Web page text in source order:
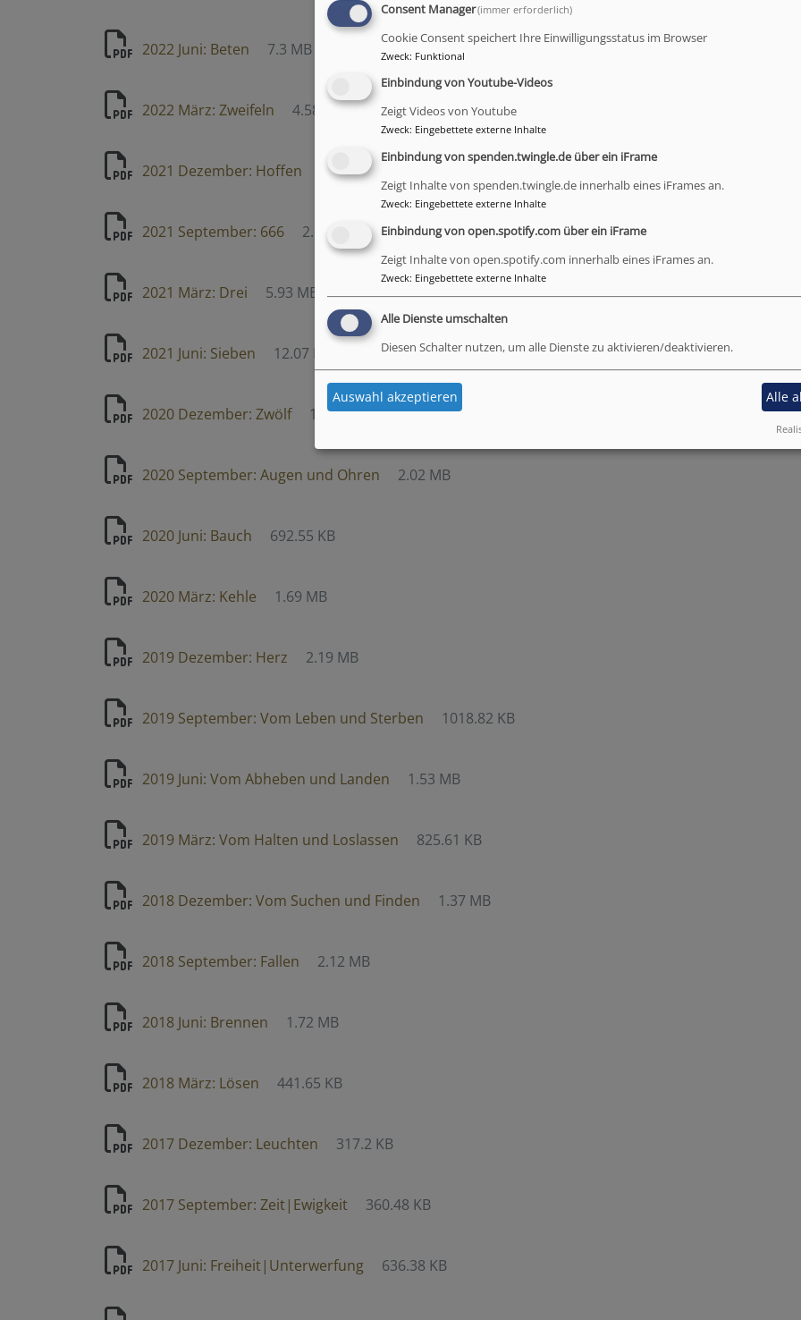
2022 Juni: Beten 7.3 MB
2022 März: Zweifeln 4.58 MB
2021 Dezember: Hoffen 2.33 MB
2021 September: 666 2.23 MB
2021 März: Drei 5.93 MB
2021 Juni: Sieben 12.07 MB
2020 Dezember: Zwölf 13.06 MB
2020 September: Augen und Ohren 2.02 MB
2020 Juni: Bauch 692.55 KB
2020 März: Kehle 1.69 MB
2019 Dezember: Herz 2.19 MB
2019 September: Vom Leben und Sterben 1018.82 KB
2019 Juni: Vom Abheben und Landen 1.53 MB
2019 März: Vom Halten und Loslassen 825.61 KB
2018 Dezember: Vom Suchen und Finden 1.37 MB
2018 September: Fallen 2.12 MB
2018 Juni: Brennen 1.72 MB
2018 März: Lösen 441.65 KB
2017 Dezember: Leuchten 317.2 KB
2017 September: Zeit|Ewigkeit 360.48 KB
2017 Juni: Freiheit|Unterwerfung 636.38 KB
Consent Manager(immer erforderlich)
Cookie Consent speichert Ihre Einwilligungsstatus im Browser
Zweck: Funktional
Einbindung von Youtube-Videos
Zeigt Videos von Youtube
Zweck: Eingebettete externe Inhalte
Einbindung von spenden.twingle.de über ein iFrame
Zeigt Inhalte von spenden.twingle.de innerhalb eines iFrames an.
Zweck: Eingebettete externe Inhalte
Einbindung von open.spotify.com über ein iFrame
Zeigt Inhalte von open.spotify.com innerhalb eines iFrames an.
Zweck: Eingebettete externe Inhalte
Alle Dienste umschalten
Diesen Schalter nutzen, um alle Dienste zu aktivieren/deaktivieren.
Auswahl akzeptieren Alle